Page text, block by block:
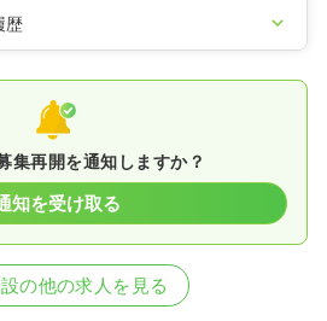
歴
募集を休止
募集を開始
集を休止
集を休止
を開始
を開始
中
集再開を通知しますか？
知を受け取る
の他の求人を見る